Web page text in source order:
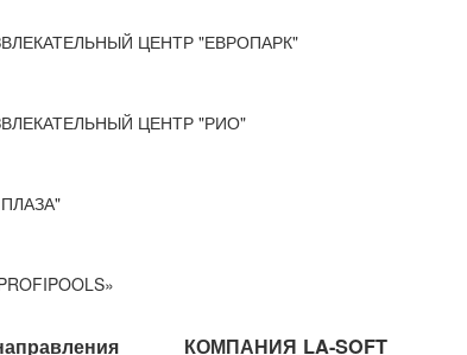
ЦЕНТР "ЕВРОПАРК"
ЦЕНТР "РИО"
КОМПАНИЯ LA-SOFT